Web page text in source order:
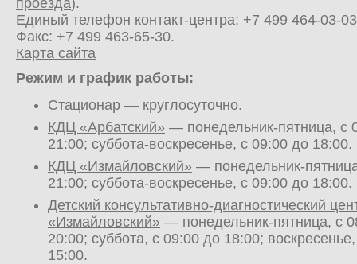
проезда).
Единый телефон контакт-центра: +7 499 464-03-03
Факс: +7 499 463-65-30.
Карта сайта
Режим и график работы:
Стационар — круглосуточно.
КДЦ «Арбатский» — понедельник-пятница, с
21:00; суббота-воскресенье, с 09:00 до 18:00.
КДЦ «Измайловский» — понедельник-
21:00; суббота-воскресенье, с 09:00 до 18:00.
Детский консультативно-диагностический
«Измайловский» — понедельник-пятница, с
20:00; суббота, с 09:00 до 18:00;
15:00.